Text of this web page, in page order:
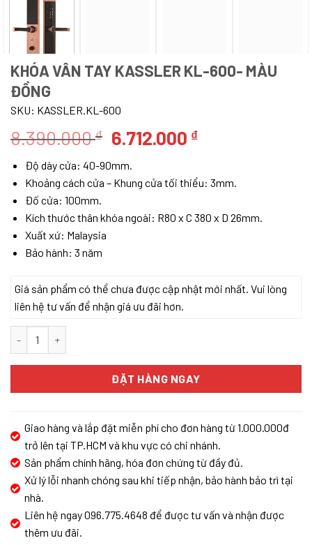
KHÓA VÂN TAY KASSLER KL-600- MÀU
ĐỒNG
SKU: KASSLER.KL-600
8.390.000₫ Giá
là:
8.390.000 ₫.
6.712.000 ₫Giá
tại
là:
6.712.000 ₫.
Độ dày cửa: 40-90mm.
Khoảng cách cửa – Khung cửa tối thiểu: 3mm.
Đố cửa: 100mm.
Kích thước thân khóa ngoài: R80 x C 380 x D 26mm.
Xuất xứ: Malaysia
Bảo hành: 3 năm
Giá sản phẩm có thể chưa được cập nhật mới nhất. Vui lòng
liên hệ tư vấn để nhận giá ưu đãi hơn.
ĐẶT HÀNG NGAY
Giao hàng và lắp đặt miễn phí cho đơn hàng từ 1.000.000đ
trở lên tại TP.HCM và khu vực có chi nhánh.
Sản phẩm chính hãng, hóa đơn chứng từ đầy đủ.
Xử lý lỗi nhanh chóng sau khi tiếp nhận, bảo hành bảo trì tại
nhà.
Liên hệ ngay 096.775.4648 để được tư vấn và nhận được
thêm ưu đãi.